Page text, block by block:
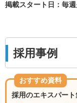
求人広告代理
キャンペー
掲載スタート日：毎
採用事例
おすすめ資料
採用のエキスパー